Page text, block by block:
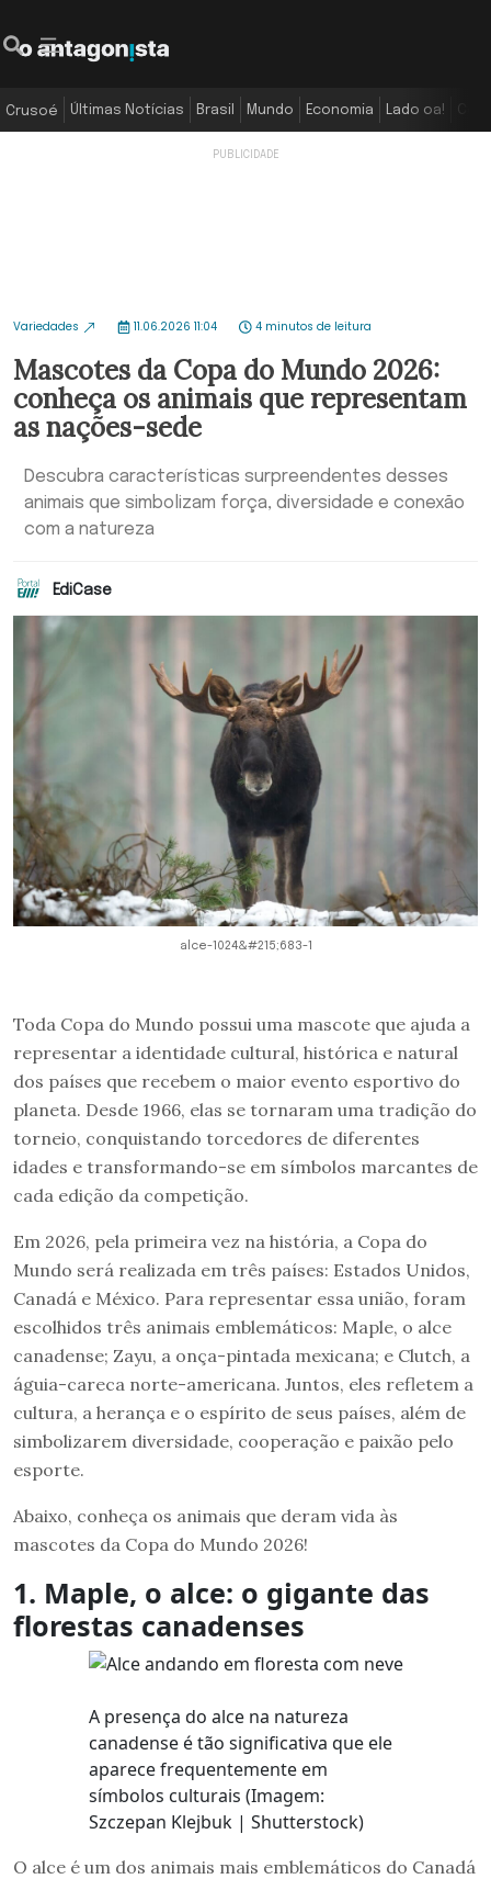
Crusoé Últimas Notícias Brasil Mundo Economia Lado oa!
Variedades 11.06.2026 11:04 4 minutos de leitura
Mascotes da Copa do Mundo 2026:
conheça os animais que representam
as nações-sede
Descubra características surpreendentes desses
animais que simbolizam força, diversidade e conexão
com a natureza
EdiCase
alce-1024&#215;683-1
Toda Copa do Mundo possui uma mascote que ajuda a
representar a identidade cultural, histórica e natural
dos países que recebem o maior evento esportivo do
planeta. Desde 1966, elas se tornaram uma tradição do
torneio, conquistando torcedores de diferentes
idades e transformando-se em símbolos marcantes de
cada edição da competição.
Em 2026, pela primeira vez na história, a Copa do
Mundo será realizada em três países: Estados Unidos,
Canadá e México. Para representar essa união, foram
escolhidos três animais emblemáticos: Maple, o alce
canadense; Zayu, a onça-pintada mexicana; e Clutch, a
águia-careca norte-americana. Juntos, eles refletem a
cultura, a herança e o espírito de seus países, além de
simbolizarem diversidade, cooperação e paixão pelo
esporte.
Abaixo, conheça os animais que deram vida às
mascotes da Copa do Mundo 2026!
1. Maple, o alce: o gigante das
florestas canadenses
A presença do alce na natureza
canadense é tão significativa que ele
aparece frequentemente em
símbolos culturais (Imagem:
Szczepan Klejbuk | Shutterstock)
O alce é um dos animais mais emblemáticos do Canadá